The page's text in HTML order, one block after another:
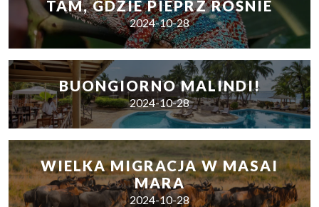
TAM, GDZIE PIEPRZ ROŚNIE
2024-10-28
BUONGIORNO MALINDI!
2024-10-28
WIELKA MIGRACJA W MASAI
MARA
2024-10-28